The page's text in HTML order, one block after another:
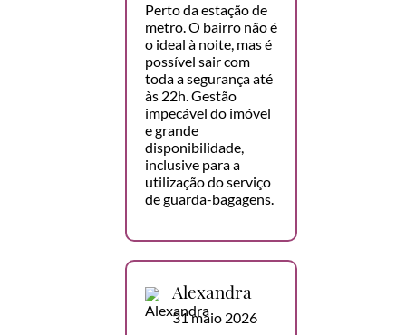
Perto da estação de
metro. O bairro não é
o ideal à noite, mas é
possível sair com
toda a segurança até
às 22h. Gestão
impecável do imóvel
e grande
disponibilidade,
inclusive para a
utilização do serviço
de guarda-bagagens.
Alexandra
31 maio 2026